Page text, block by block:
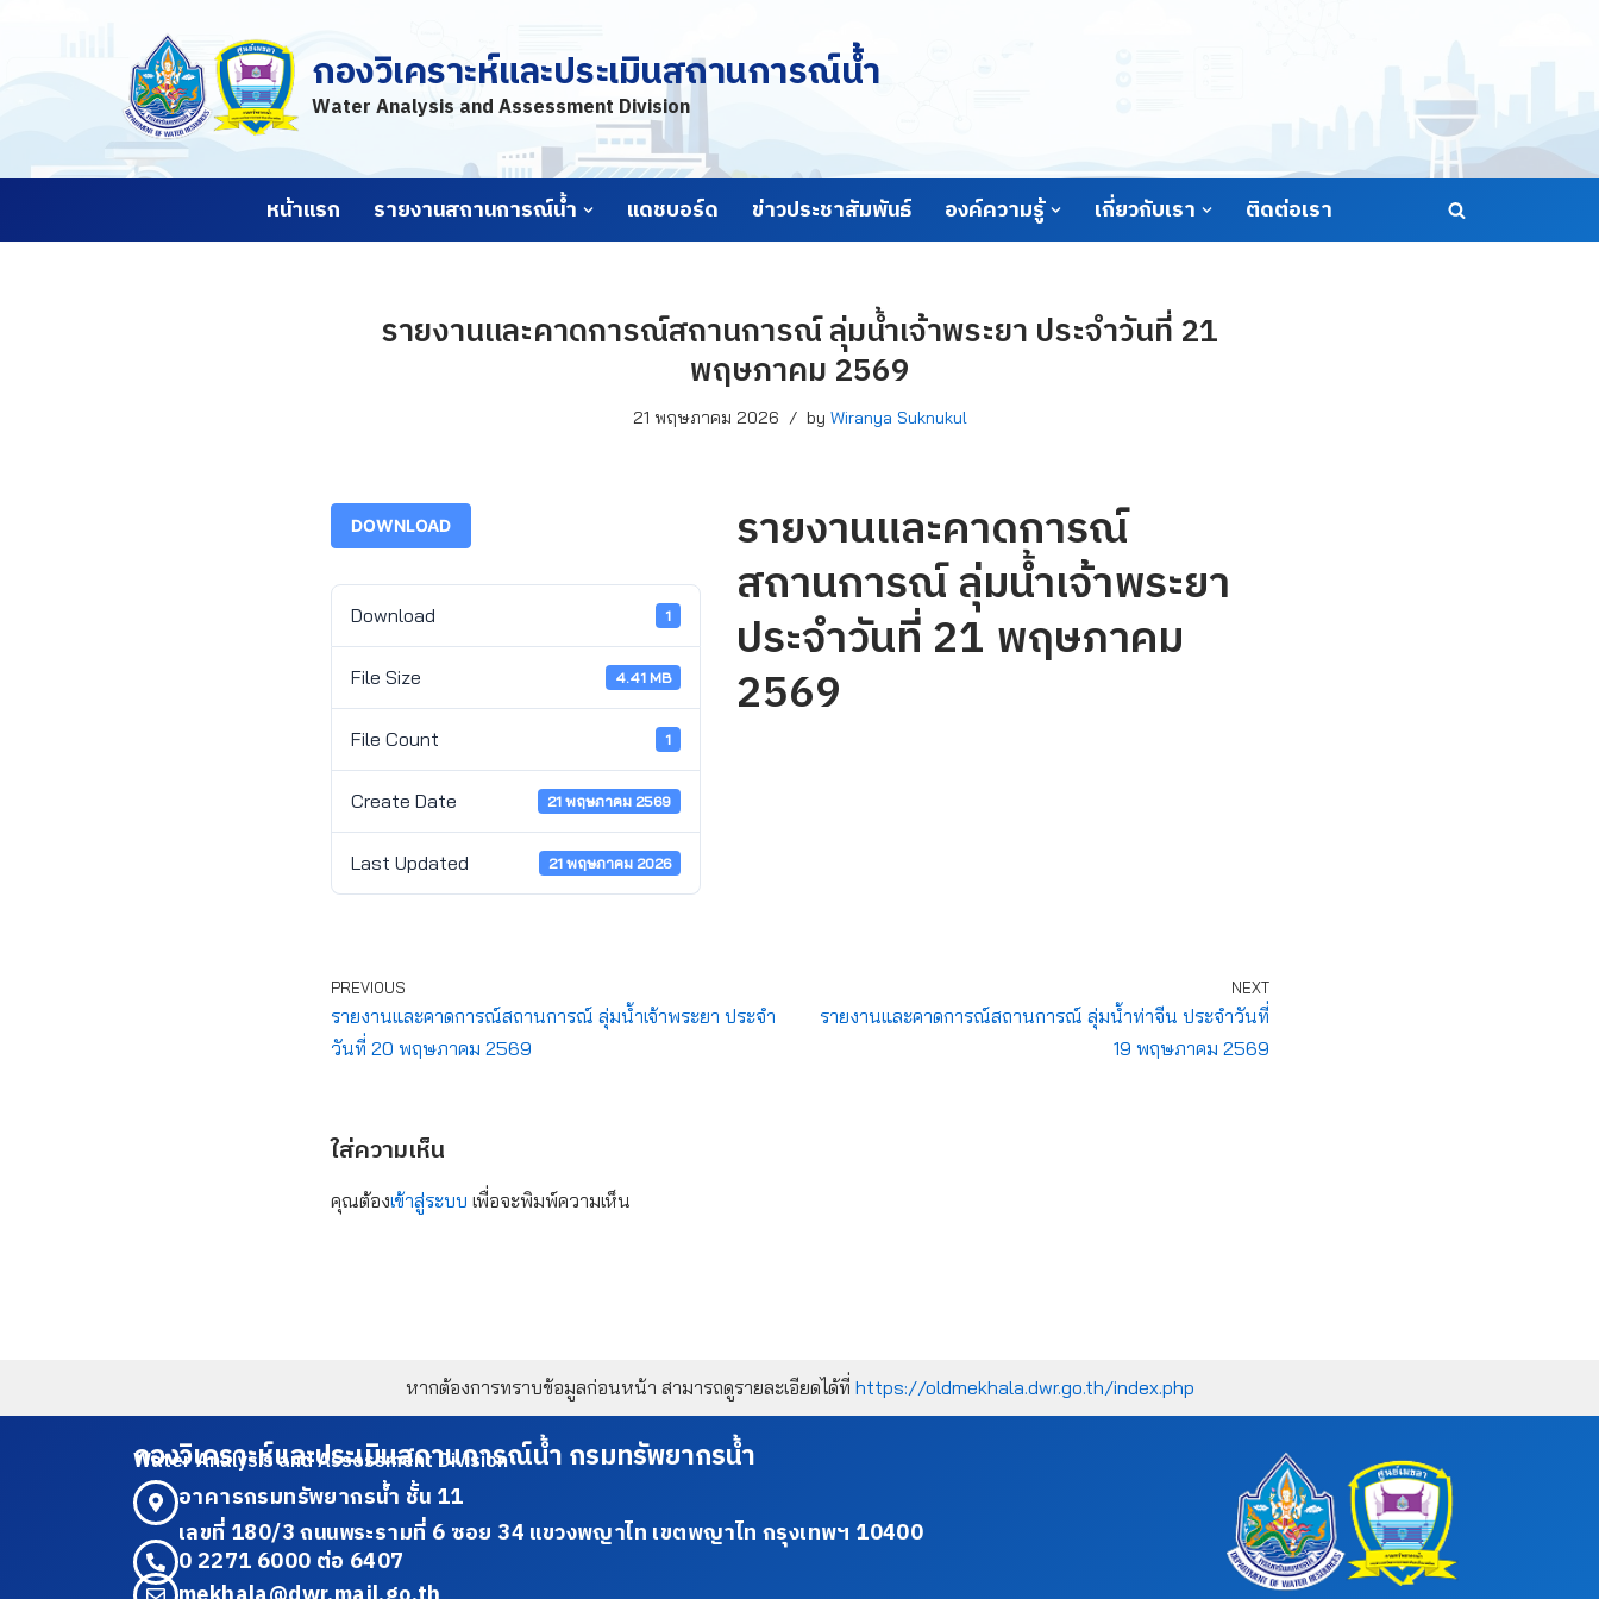
กองวิเคราะห์และประเมินสถานการณ์น้ำ
Water Analysis and Assessment Division
หน้าแรก รายงานสถานการณ์น้ำ แดชบอร์ด ข่าวประชาสัมพันธ์ องค์ความรู้ เกี่ยวกับเรา ติดต่อเรา
รายงานและคาดการณ์สถานการณ์ ลุ่มน้ำเจ้าพระยา ประจำวันที่ 21
พฤษภาคม 2569
21 พฤษภาคม 2026 by Wiranya Suknukul
DOWNLOAD
Download 1
File Size 4.41 MB
File Count 1
Create Date 21 พฤษภาคม 2569
Last Updated 21 พฤษภาคม 2026
รายงานและคาดการณ์
สถานการณ์ ลุ่มน้ำเจ้าพระยา
ประจำวันที่ 21 พฤษภาคม
2569
PREVIOUS
รายงานและคาดการณ์สถานการณ์ ลุ่มน้ำเจ้าพระยา ประจำ
วันที่ 20 พฤษภาคม 2569
NEXT
รายงานและคาดการณ์สถานการณ์ ลุ่มน้ำท่าจีน ประจำวันที่
19 พฤษภาคม 2569
ใส่ความเห็น
คุณต้องเข้าสู่ระบบ เพื่อจะพิมพ์ความเห็น
หากต้องการทราบข้อมูลก่อนหน้า สามารถดูรายละเอียดได้ที่ https://oldmekhala.dwr.go.th/index.php
กองวิเคราะห์และประเมินสถานการณ์น้ำ กรมทรัพยากรน้ำ
Water Analysis and Assessment Division
อาคารกรมทรัพยากรน้ำ ชั้น 11
เลขที่ 180/3 ถนนพระรามที่ 6 ซอย 34 แขวงพญาไท เขตพญาไท กรุงเทพฯ 10400
0 2271 6000 ต่อ 6407